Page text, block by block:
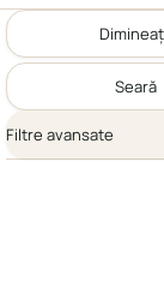
Seară
Filtre avansate